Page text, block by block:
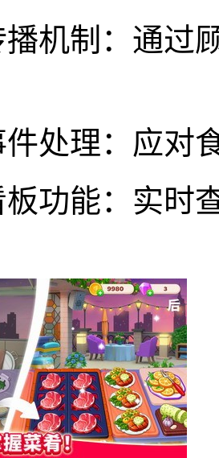
机制：通过
处理：应对
功能：实时